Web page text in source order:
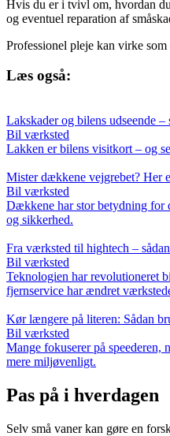
Hvis du er i tvivl om, hvordan
og eventuel reparation af
Professionel pleje kan virke
Læs også:
Lakskader og bilens udseende
Bil værksted
Lakken er bilens visitkort – og
Mister dækkene vejgrebet? Her
Bil værksted
Dækkene har stor betydning for
og sikkerhed.
Fra værksted til hightech –
Bil værksted
Teknologien har revolutioneret
fjernservice har ændret
Kør længere på literen: Sådan
Bil værksted
Mange fokuserer på
mere miljøvenligt.
Pas på i hverdagen
Selv små vaner kan gøre en